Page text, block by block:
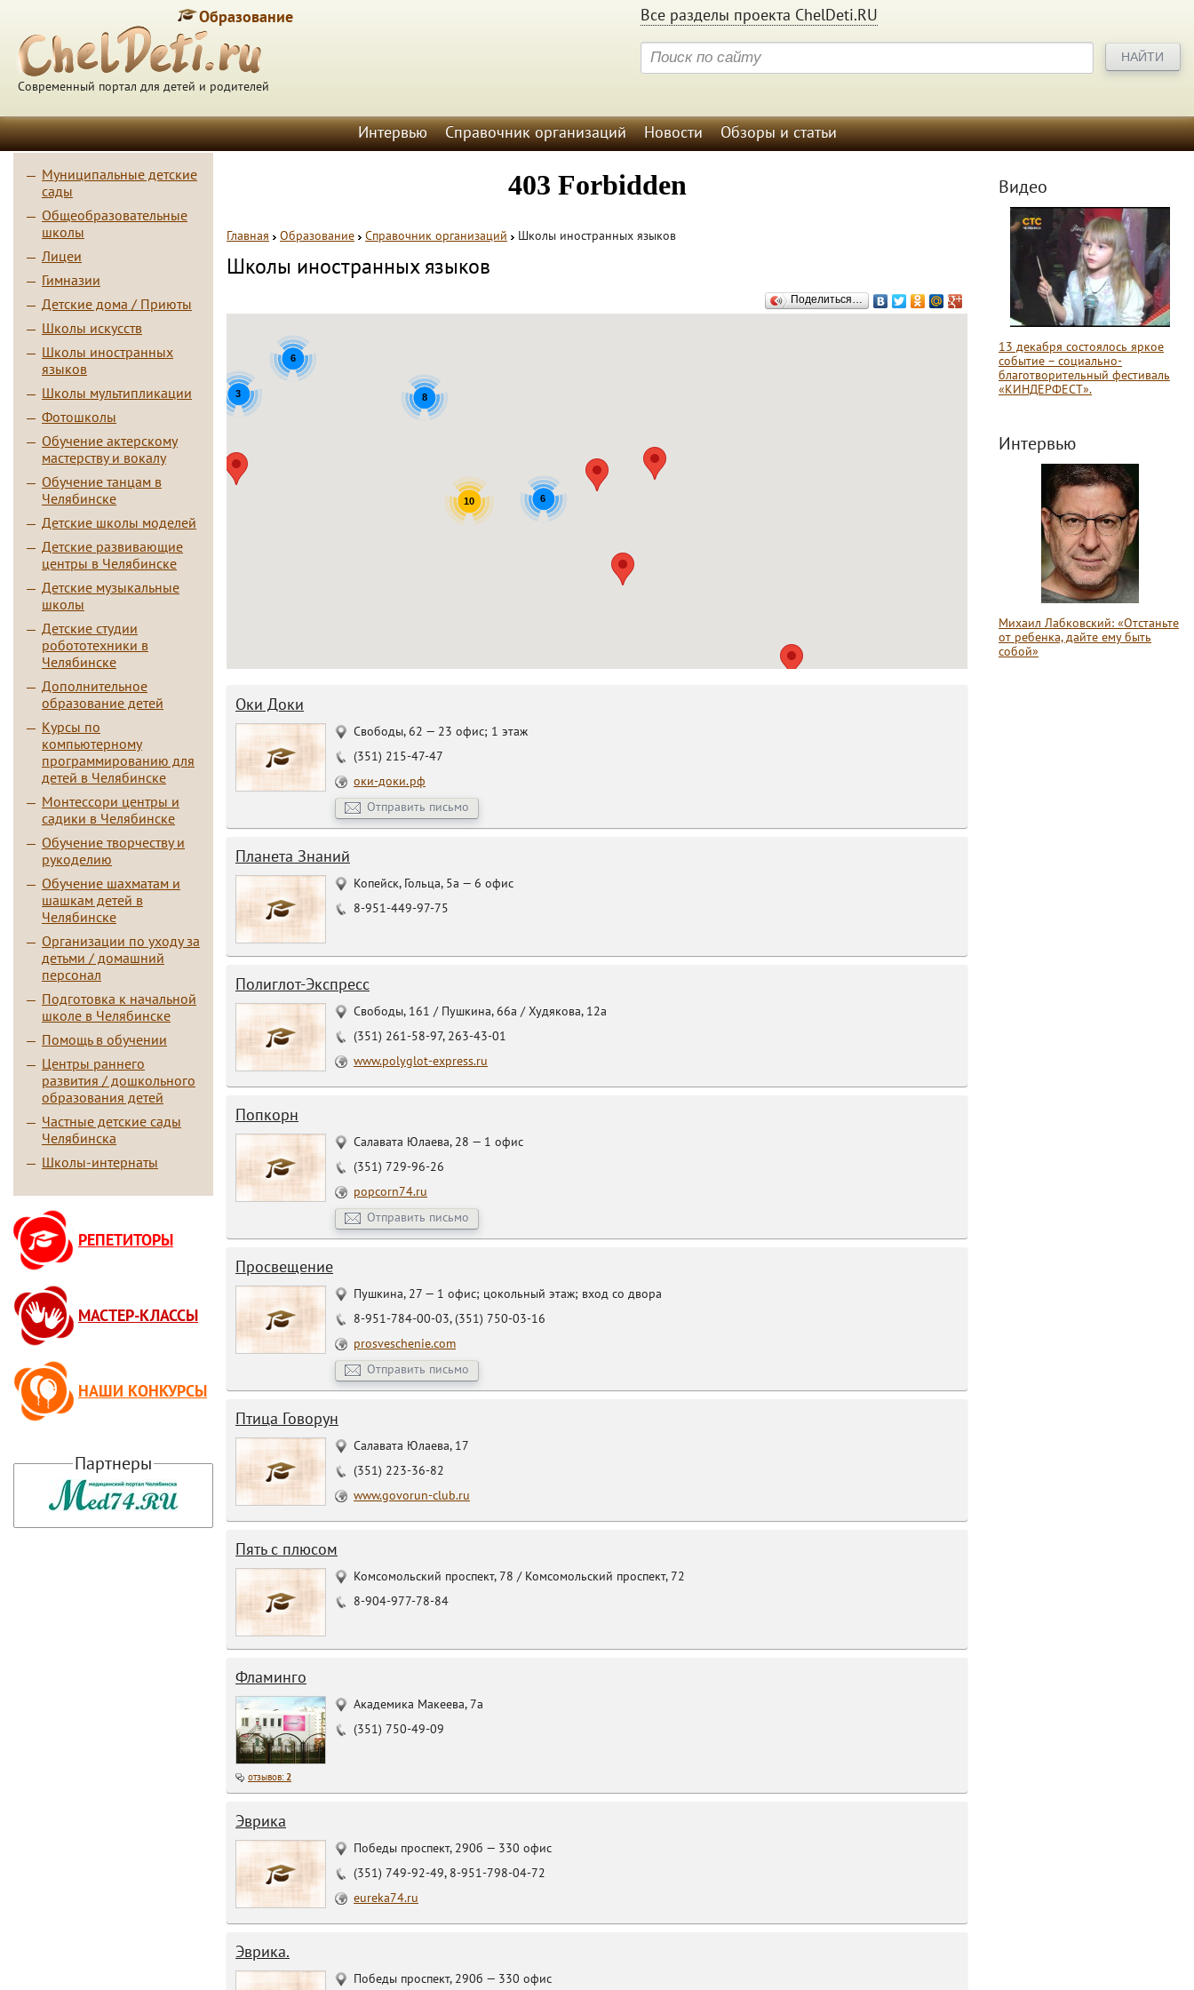
Современный портал для детей и родителей
Все разделы проекта ChelDeti.RU
Образование
Интервью Справочник организаций Новости Обзоры и статьи
Муниципальные детские
сады
Общеобразовательные
школы
Лицеи
Гимназии
Детские дома / Приюты
Школы искусств
Школы иностранных
языков
Школы мультипликации
Фотошколы
Обучение актерскому
мастерству и вокалу
Обучение танцам в
Челябинске
Детские школы моделей
Детские развивающие
центры в Челябинске
Детские музыкальные
школы
Детские студии
робототехники в
Челябинске
Дополнительное
образование детей
Курсы по
компьютерному
программированию для
детей в Челябинске
Монтессори центры и
садики в Челябинске
Обучение творчеству и
рукоделию
Обучение шахматам и
шашкам детей в
Челябинске
Организации по уходу за
детьми / домашний
персонал
Подготовка к начальной
школе в Челябинске
Помощь в обучении
Центры раннего
развития / дошкольного
образования детей
Частные детские сады
Челябинска
Школы-интернаты
РЕПЕТИТОРЫ
МАСТЕР-КЛАССЫ
НАШИ КОНКУРСЫ
Партнеры
Главная Образование Справочник организаций Школы иностранных языков
Школы иностранных языков
Поделиться…
10
6
6
8
3
Оки Доки
Свободы, 62 — 23 офис; 1 этаж
(351) 215-47-47
оки-доки.рф
Отправить письмо
Планета Знаний
Копейск, Гольца, 5а — 6 офис
8-951-449-97-75
Полиглот-Экспресс
Свободы, 161 / Пушкина, 66а / Худякова, 12а
(351) 261-58-97, 263-43-01
www.polyglot-express.ru
Попкорн
Салавата Юлаева, 28 — 1 офис
(351) 729-96-26
popcorn74.ru
Отправить письмо
Просвещение
Пушкина, 27 — 1 офис; цокольный этаж; вход со двора
8-951-784-00-03, (351) 750-03-16
prosveschenie.com
Отправить письмо
Птица Говорун
Салавата Юлаева, 17
(351) 223-36-82
www.govorun-club.ru
Пять с плюсом
Комсомольский проспект, 78 / Комсомольский проспект, 72
8-904-977-78-84
Фламинго
отзывов:2
Академика Макеева, 7а
(351) 750-49-09
Эврика
Победы проспект, 290б — 330 офис
(351) 749-92-49, 8-951-798-04-72
eureka74.ru
Эврика.
Победы проспект, 290б — 330 офис
Видео
13 декабря состоялось яркое
событие – социально-
благотворительный фестиваль
«КИНДЕРФЕСТ».
Интервью
Михаил Лабковский: «Отстаньте
от ребенка, дайте ему быть
собой»